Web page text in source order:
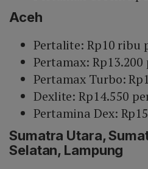
Aceh
Pertalite: Rp10 ribu
Pertamax:
Pertamax Turbo:
Dexlite: Rp14.550
Pertamina Dex:
Sumatra Utara,
Selatan, Lampung